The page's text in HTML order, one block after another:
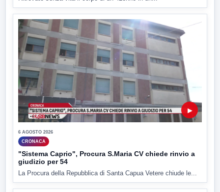
▶
6 AGOSTO 2026
CRONACA
"Sistema Caprio", Procura S.Maria CV chiede rinvio a
giudizio per 54
La Procura della Repubblica di Santa Capua Vetere chiude le...